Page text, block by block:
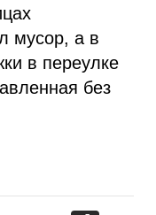
мусор, а в
в переулке
без